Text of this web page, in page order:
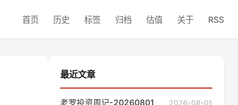
首页 历史 标签 归档 估值 关于 RSS
最近文章
老罗投资周记-20260801 2026-08-01